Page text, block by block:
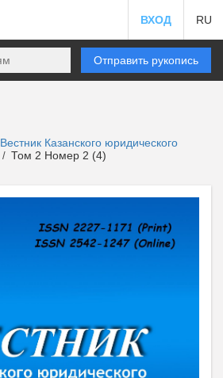
ВХОД RU
Отправить рукопись
Вестник Казанского юридического
/ Том 2 Номер 2 (4)